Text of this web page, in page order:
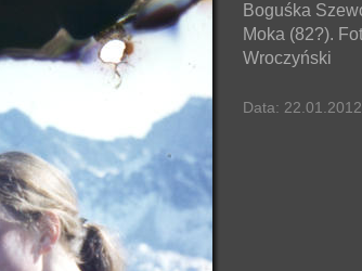
Boguśka
Moka (82?).
Wroczyński
Data: 22.01.2012